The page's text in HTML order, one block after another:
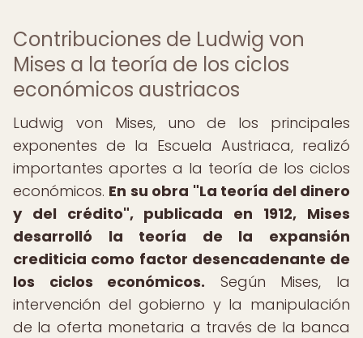
Contribuciones de Ludwig von
Mises a la teoría de los ciclos
económicos austriacos
Ludwig von Mises, uno de los principales
exponentes de la Escuela Austriaca, realizó
importantes aportes a la teoría de los ciclos
económicos. En su obra "La teoría del dinero
y del crédito", publicada en 1912, Mises
desarrolló la teoría de la expansión
crediticia como factor desencadenante de
los ciclos económicos. Según Mises, la
intervención del gobierno y la manipulación
de la oferta monetaria a través de la banca